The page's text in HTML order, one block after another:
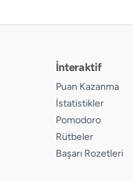
İnteraktif
Puan Kazanma
İstatistikler
Pomodoro
Rütbeler
Başarı Rozetleri